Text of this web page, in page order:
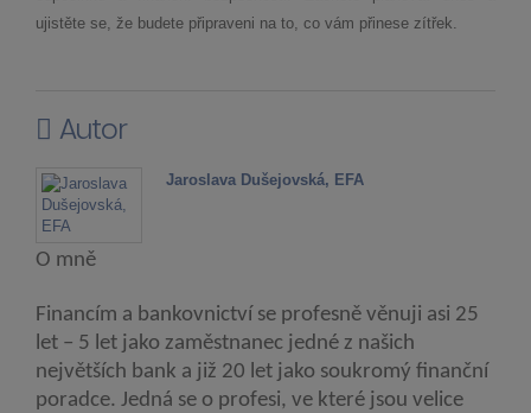
ujistěte se, že budete připraveni na to, co vám přinese zítřek.
Autor
Jaroslava Dušejovská, EFA
O mně
Financím a bankovnictví se profesně věnuji asi 25
let – 5 let jako zaměstnanec jedné z našich
největších bank a již 20 let jako soukromý finanční
poradce. Jedná se o profesi, ve které jsou velice